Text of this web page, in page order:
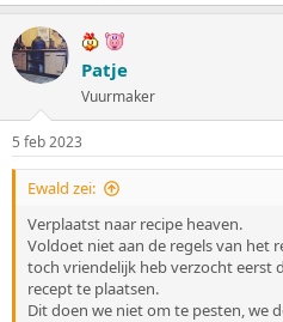
Patje
Vuurmaker
5 feb 2023
Ewald zei:
Verplaatst naar recipe heaven.
Voldoet niet aan de regels van het
toch vriendelijk heb verzocht eerst
recept te plaatsen.
Dit doen we niet om te pesten, we